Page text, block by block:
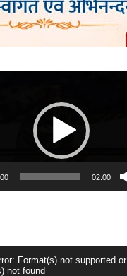
02:00
Format(s) not supported or
not found